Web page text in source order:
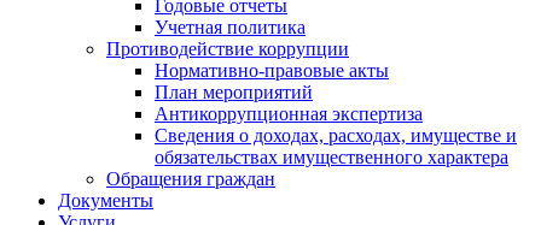
Годовые отчеты
Учетная политика
Противодействие коррупции
Нормативно-правовые акты
План мероприятий
Антикоррупционная экспертиза
Сведения о доходах, расходах, имуществе и
обязательствах имущественного характера
Обращения граждан
Документы